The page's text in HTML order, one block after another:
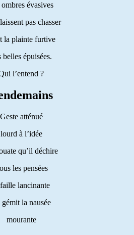
ombres évasives
pas chasser
la plainte furtive
belles épuisées.
l’entend ?
Geste atténué
lourd à l’idée
qu’il déchire
les pensées
lancinante
gémit la nausée
mourante